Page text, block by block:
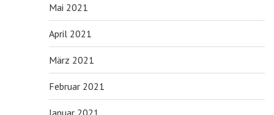
Mai 2021
April 2021
März 2021
Februar 2021
Januar 2021